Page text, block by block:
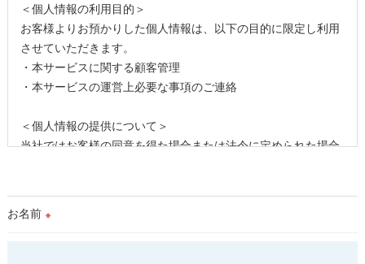
＜個人情報の利用目的＞
お客様よりお預かりした個人情報は、以下の目的に限定し利用
させていただきます。
・本サービスに関する顧客管理
・本サービスの運営上必要な事項のご連絡
＜個人情報の提供について＞
当社ではお客様の同意を得た場合または法令に定められた場合
＜個人情報の委託について＞
お名前 ※